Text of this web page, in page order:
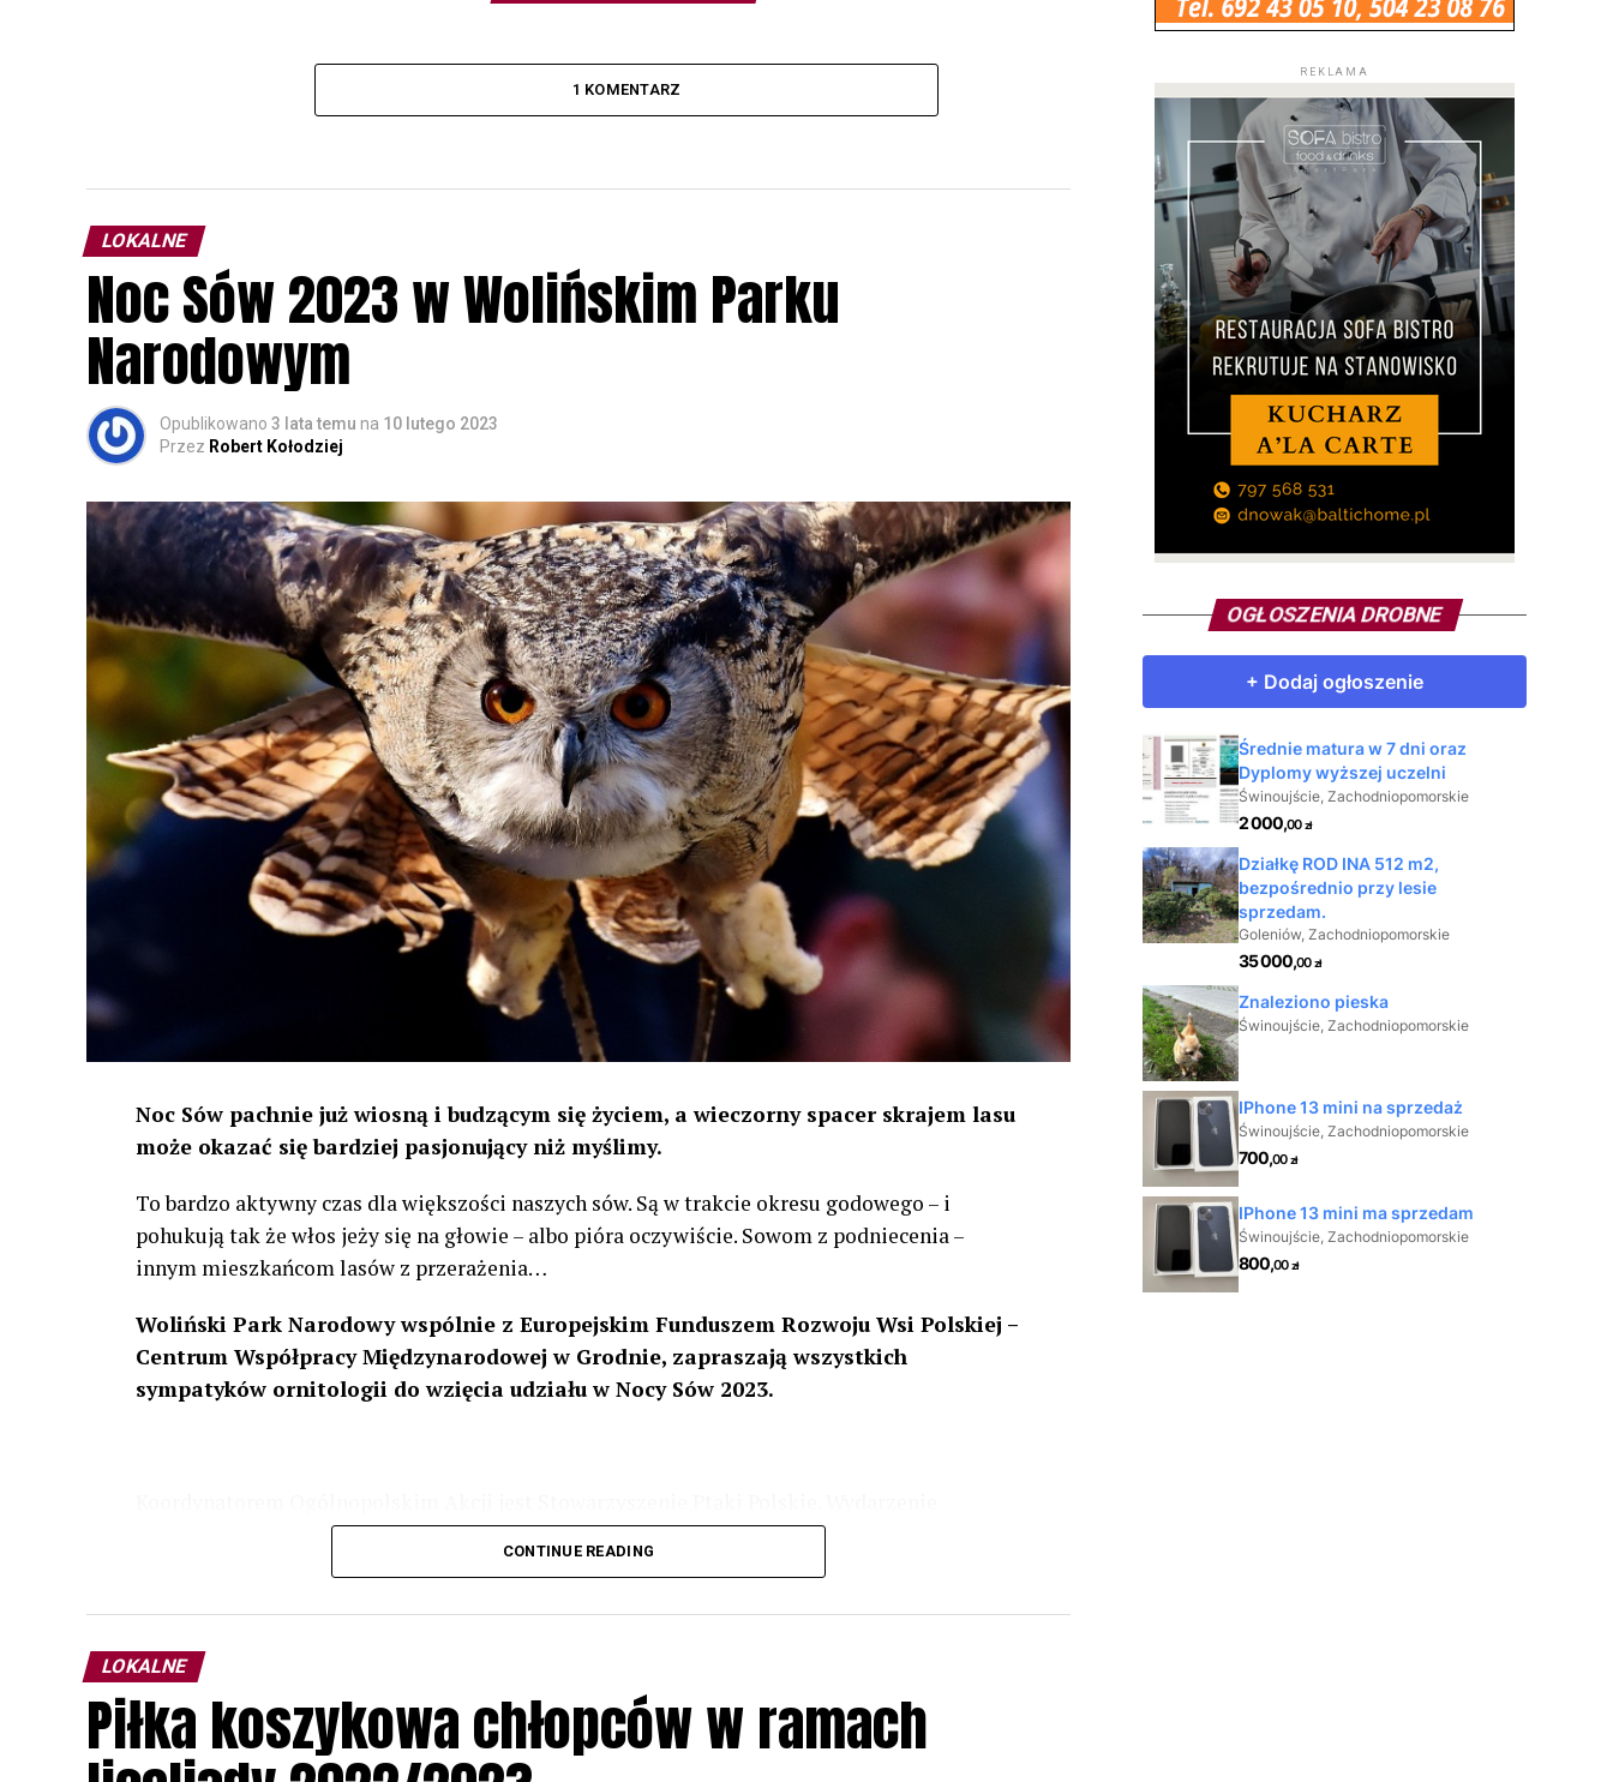
1 KOMENTARZ
LOKALNE
Noc Sów 2023 w Wolińskim Parku
Narodowym
Opublikowano 3 lata temu na 10 lutego 2023
Przez Robert Kołodziej
Noc Sów pachnie już wiosną i budzącym się życiem, a wieczorny spacer skrajem lasu
może okazać się bardziej pasjonujący niż myślimy.
To bardzo aktywny czas dla większości naszych sów. Są w trakcie okresu godowego – i
pohukują tak że włos jeży się na głowie – albo pióra oczywiście. Sowom z podniecenia –
innym mieszkańcom lasów z przerażenia…
Woliński Park Narodowy wspólnie z Europejskim Funduszem Rozwoju Wsi Polskiej –
Centrum Współpracy Międzynarodowej w Grodnie, zapraszają wszystkich
sympatyków ornitologii do wzięcia udziału w Nocy Sów 2023.
odbędzie się w dniach24 i 25 lutego 2023 r. wg harmonogramu przedstawionego na
Wszystkich uczestników zapraszamy do udziału w Akcji, włączenia się w aktywne
rozpoznawanie głosów sów i wymianę doświadczeń przy grillu.Na wydarzenie obowiązują
zapisy.
CONTINUE READING
LOKALNE
Piłka koszykowa chłopców w ramach
REKLAMA
OGŁOSZENIA DROBNE